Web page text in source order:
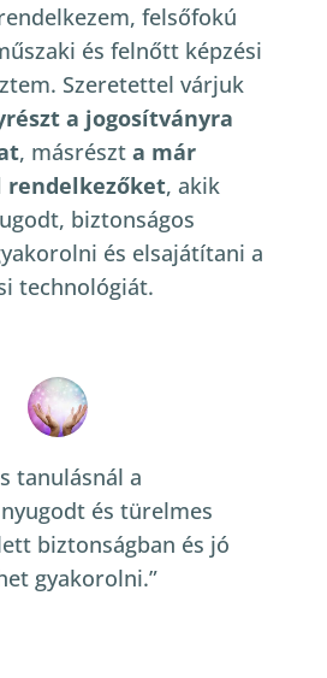
felsőfokú
és felnőtt képzési
Szeretettel várjuk
a jogosítványra
, másrészt a már
rendelkezőket, akik
biztonságos
és elsajátítani a
technológiát.
tanulásnál a
és türelmes
biztonságban és jó
gyakorolni.”